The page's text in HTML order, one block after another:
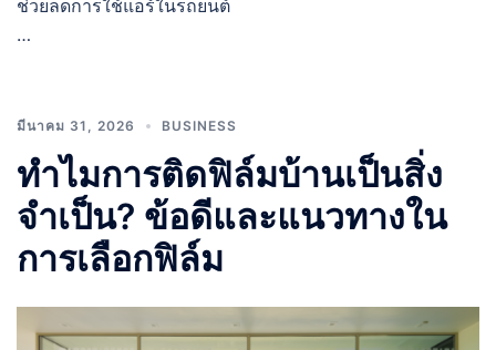
ช่วยลดการใช้แอร์ในรถยนต์
…
มีนาคม 31, 2026 BUSINESS
ทำไมการติดฟิล์มบ้านเป็นสิ่ง
จำเป็น? ข้อดีและแนวทางใน
การเลือกฟิล์ม